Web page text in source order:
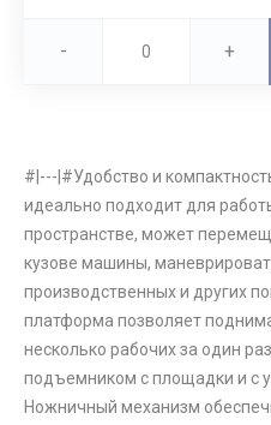
- +
#|---|#Удобство и
идеально подходит для
пространстве, может
кузове машины,
производственных и других
платформа позволяет
несколько рабочих за один
подъемником с площадки и с
Ножничный механизм